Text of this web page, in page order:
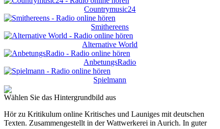
Countrymusic24
Smithereens
Alternative World
AnbetungsRadio
Spielmann
Wählen Sie das Hintergrundbild aus
Hör zu Kritikulum online Kritisches und Launiges mit deutschen
Texten. Zusammengestellt in der Wattwerkerei in Aurich. In guter